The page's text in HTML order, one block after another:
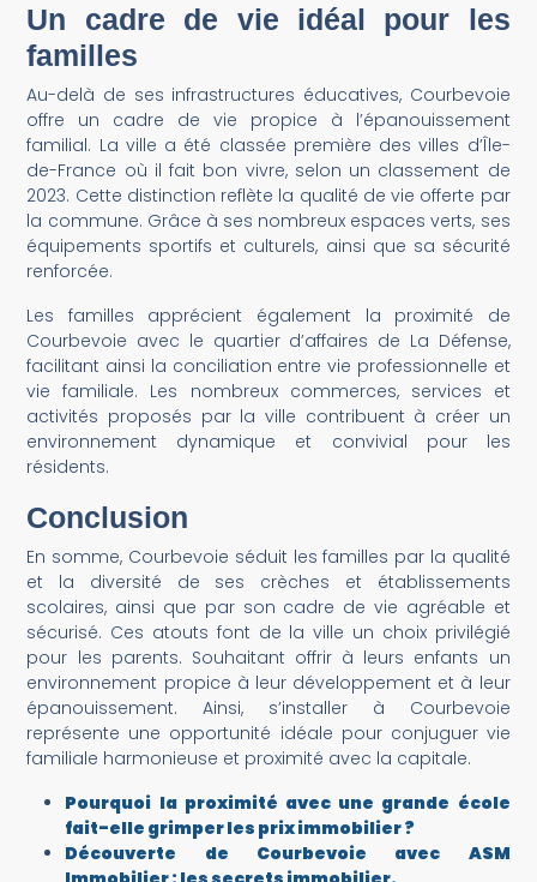
Un cadre de vie idéal pour les
familles
Au-delà de ses infrastructures éducatives, Courbevoie
offre un cadre de vie propice à l’épanouissement
familial. La ville a été classée première des villes d’Île-
de-France où il fait bon vivre, selon un classement de
2023. Cette distinction reflète la qualité de vie offerte par
la commune. Grâce à ses nombreux espaces verts, ses
équipements sportifs et culturels, ainsi que sa sécurité
renforcée.
Les familles apprécient également la proximité de
Courbevoie avec le quartier d’affaires de La Défense,
facilitant ainsi la conciliation entre vie professionnelle et
vie familiale. Les nombreux commerces, services et
activités proposés par la ville contribuent à créer un
environnement dynamique et convivial pour les
résidents.
Conclusion
En somme, Courbevoie séduit les familles par la qualité
et la diversité de ses crèches et établissements
scolaires, ainsi que par son cadre de vie agréable et
sécurisé. Ces atouts font de la ville un choix privilégié
pour les parents. Souhaitant offrir à leurs enfants un
environnement propice à leur développement et à leur
épanouissement. Ainsi, s’installer à Courbevoie
représente une opportunité idéale pour conjuguer vie
familiale harmonieuse et proximité avec la capitale.
Pourquoi la proximité avec une grande école
fait-elle grimper les prix immobilier ?
Découverte de Courbevoie avec ASM